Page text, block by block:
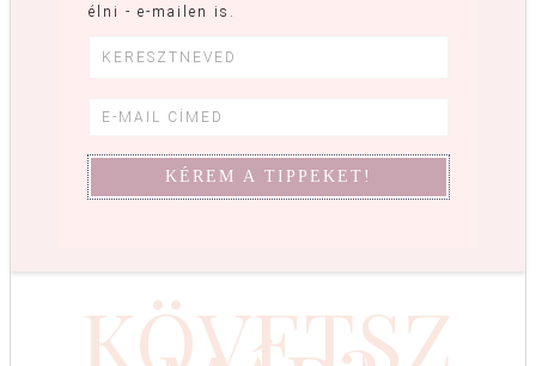
élni - e-mailen is.
KÖVETSZ